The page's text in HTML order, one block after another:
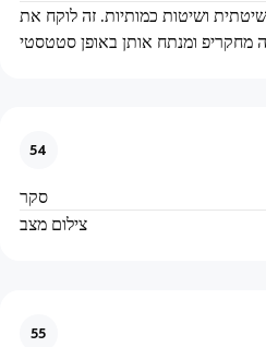
ושיטות כמותיות. זה לוקח את
מחקריפ ומנתח אותן באופן סטטסטי
54
סקר
צילום מצב
55